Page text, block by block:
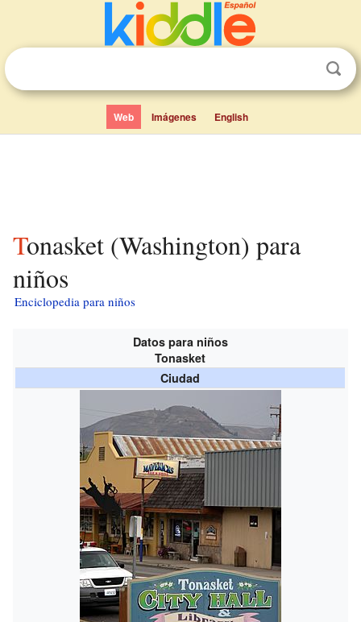
Web Imágenes English
Tonasket (Washington) para
niños
Enciclopedia para niños
Datos para niños
Tonasket
Ciudad